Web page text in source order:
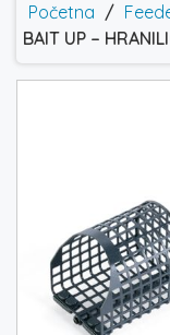
Početna /
BAIT UP –